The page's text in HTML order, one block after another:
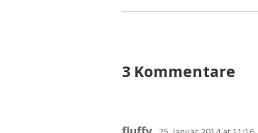
3 Kommentare